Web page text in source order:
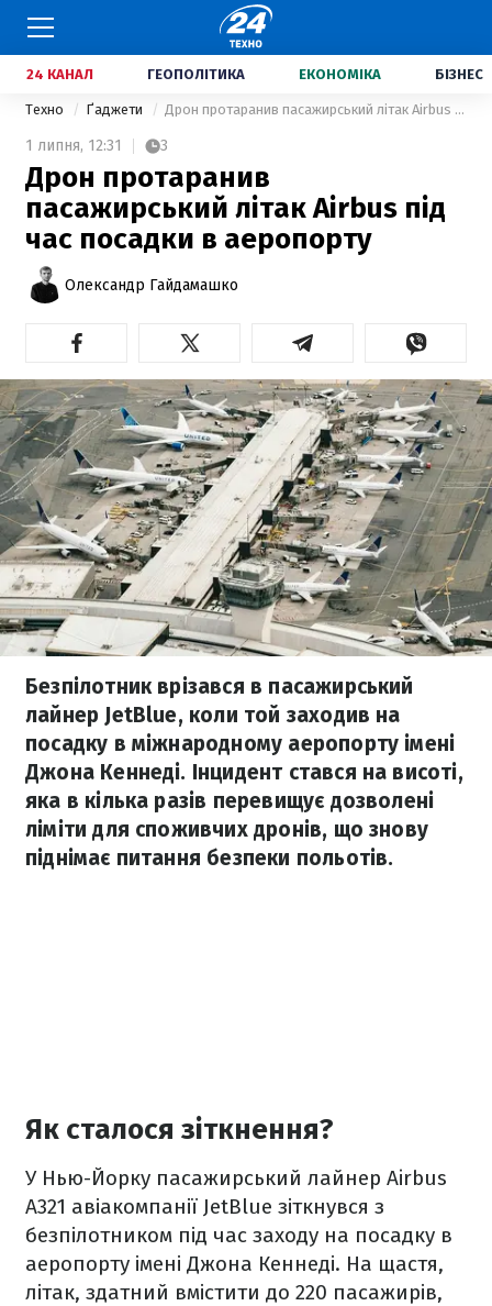
24 КАНАЛ ГЕОПОЛІТИКА ЕКОНОМІКА БІЗНЕС
Техно Ґаджети Дрон протаранив пасажирський літак Airbus під час посадки в аеропорту
1 липня, 12:31 3
Дрон протаранив
пасажирський літак Airbus під
час посадки в аеропорту
Олександр Гайдамашко
Безпілотник врізався в пасажирський
лайнер JetBlue, коли той заходив на
посадку в міжнародному аеропорту імені
Джона Кеннеді. Інцидент стався на висоті,
яка в кілька разів перевищує дозволені
ліміти для споживчих дронів, що знову
піднімає питання безпеки польотів.
Як сталося зіткнення?
У Нью-Йорку пасажирський лайнер Airbus
A321 авіакомпанії JetBlue зіткнувся з
безпілотником під час заходу на посадку в
аеропорту імені Джона Кеннеді. На щастя,
літак, здатний вмістити до 220 пасажирів,